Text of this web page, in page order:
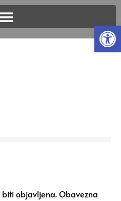
objavljena.Obavezna